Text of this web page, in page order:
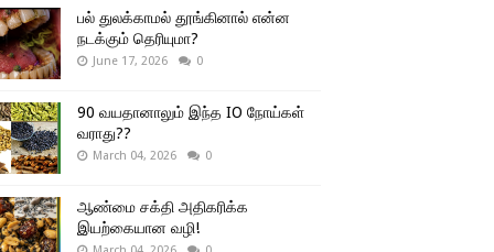
பல் துலக்காமல் தூங்கினால் என்ன
நடக்கும் தெரியுமா?
June 17, 2026 0
90 வயதானாலும் இந்த IO நோய்கள்
வராது??
March 04, 2026 0
ஆண்மை சக்தி அதிகரிக்க
இயற்கையான வழி!